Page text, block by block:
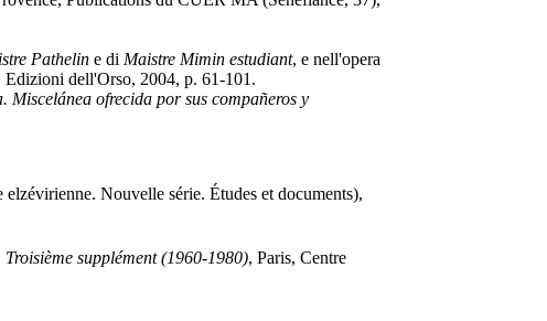
Pathelin e di Maistre Mimin estudiant, e nell'opera
Edizioni dell'Orso, 2004, p. 61-101.
ofrecida por sus compañeros y
Nouvelle série. Études et documents),
supplément (1960-1980), Paris, Centre